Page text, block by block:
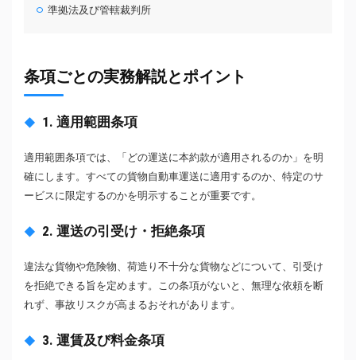
準拠法及び管轄裁判所
条項ごとの実務解説とポイント
1. 適用範囲条項
適用範囲条項では、「どの運送に本約款が適用されるのか」を明
確にします。すべての貨物自動車運送に適用するのか、特定のサ
ービスに限定するのかを明示することが重要です。
2. 運送の引受け・拒絶条項
違法な貨物や危険物、荷造り不十分な貨物などについて、引受け
を拒絶できる旨を定めます。この条項がないと、無理な依頼を断
れず、事故リスクが高まるおそれがあります。
3. 運賃及び料金条項